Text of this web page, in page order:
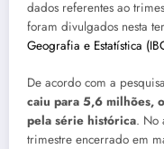
dados referentes ao
foram divulgados nesta
Geografia e Estatística
De acordo com a
caiu para 5,6 milhões,
pela série histórica. No
trimestre encerrado em